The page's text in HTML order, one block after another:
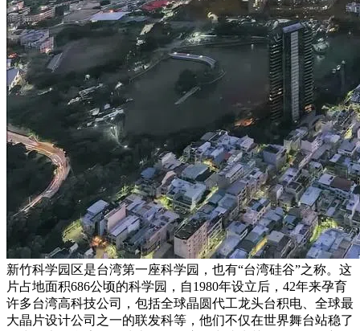
新竹科学园区是台湾第一座科学园，也有“台湾硅谷”之称。这
片占地面积686公顷的科学园，自1980年设立后，42年来孕育
许多台湾高科技公司，包括全球晶圆代工龙头台积电、全球最
大晶片设计公司之一的联发科等，他们不仅在世界舞台站稳了